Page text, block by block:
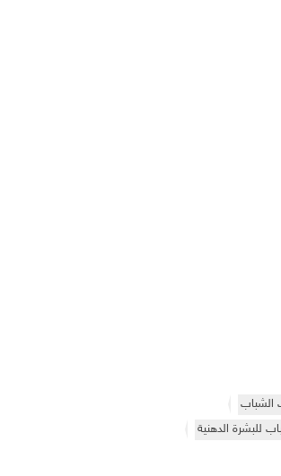
الشباب
للبشرة الدهنية